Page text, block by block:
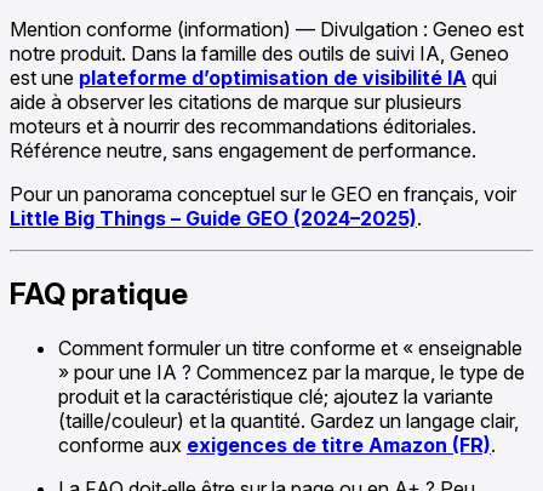
Mention conforme (information) — Divulgation : Geneo est
notre produit. Dans la famille des outils de suivi IA, Geneo
est une plateforme d’optimisation de visibilité IA qui
aide à observer les citations de marque sur plusieurs
moteurs et à nourrir des recommandations éditoriales.
Référence neutre, sans engagement de performance.
Pour un panorama conceptuel sur le GEO en français, voir
Little Big Things – Guide GEO (2024–2025).
FAQ pratique
Comment formuler un titre conforme et « enseignable
» pour une IA ? Commencez par la marque, le type de
produit et la caractéristique clé; ajoutez la variante
(taille/couleur) et la quantité. Gardez un langage clair,
conforme aux exigences de titre Amazon (FR).